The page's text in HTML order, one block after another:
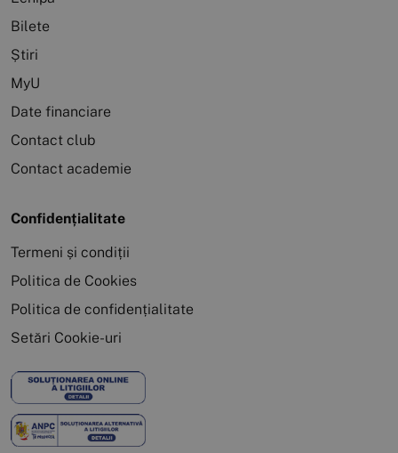
Bilete
Știri
MyU
Date financiare
Contact club
Contact academie
Confidențialitate
Termeni și condiții
Politica de Cookies
Politica de confidențialitate
Setări Cookie-uri